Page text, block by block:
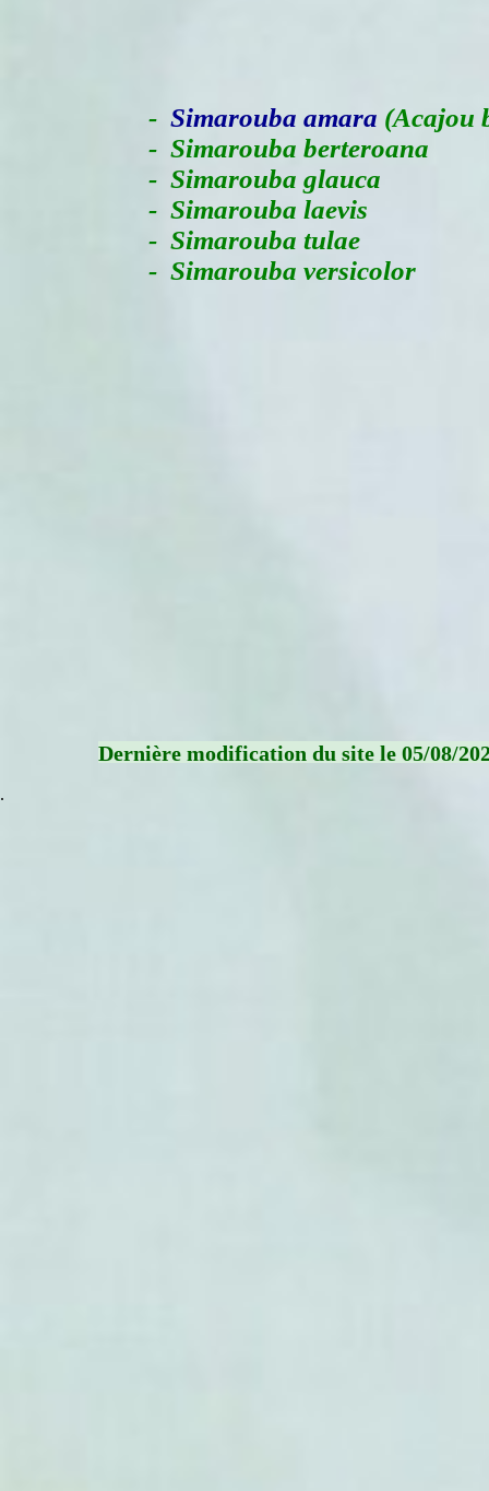
- Simarouba amara (Acajou
- Simarouba berteroana
- Simarouba glauca
- Simarouba laevis
- Simarouba tulae
- Simarouba versicolor
Dernière modification du site le 05/08/
.